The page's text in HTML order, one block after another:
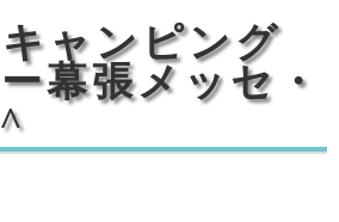
ャンピング
幕張メッセ・